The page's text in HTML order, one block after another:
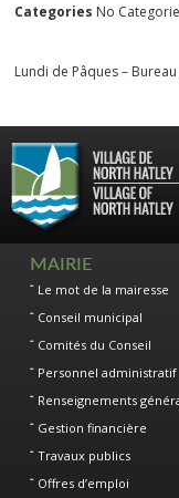
Categories No
Lundi de Pâques –
MAIRIE
Le mot de la mairesse
Conseil municipal
Comités du Conseil
Personnel administratif
Renseignements
Gestion financière
Travaux publics
Offres d’emploi